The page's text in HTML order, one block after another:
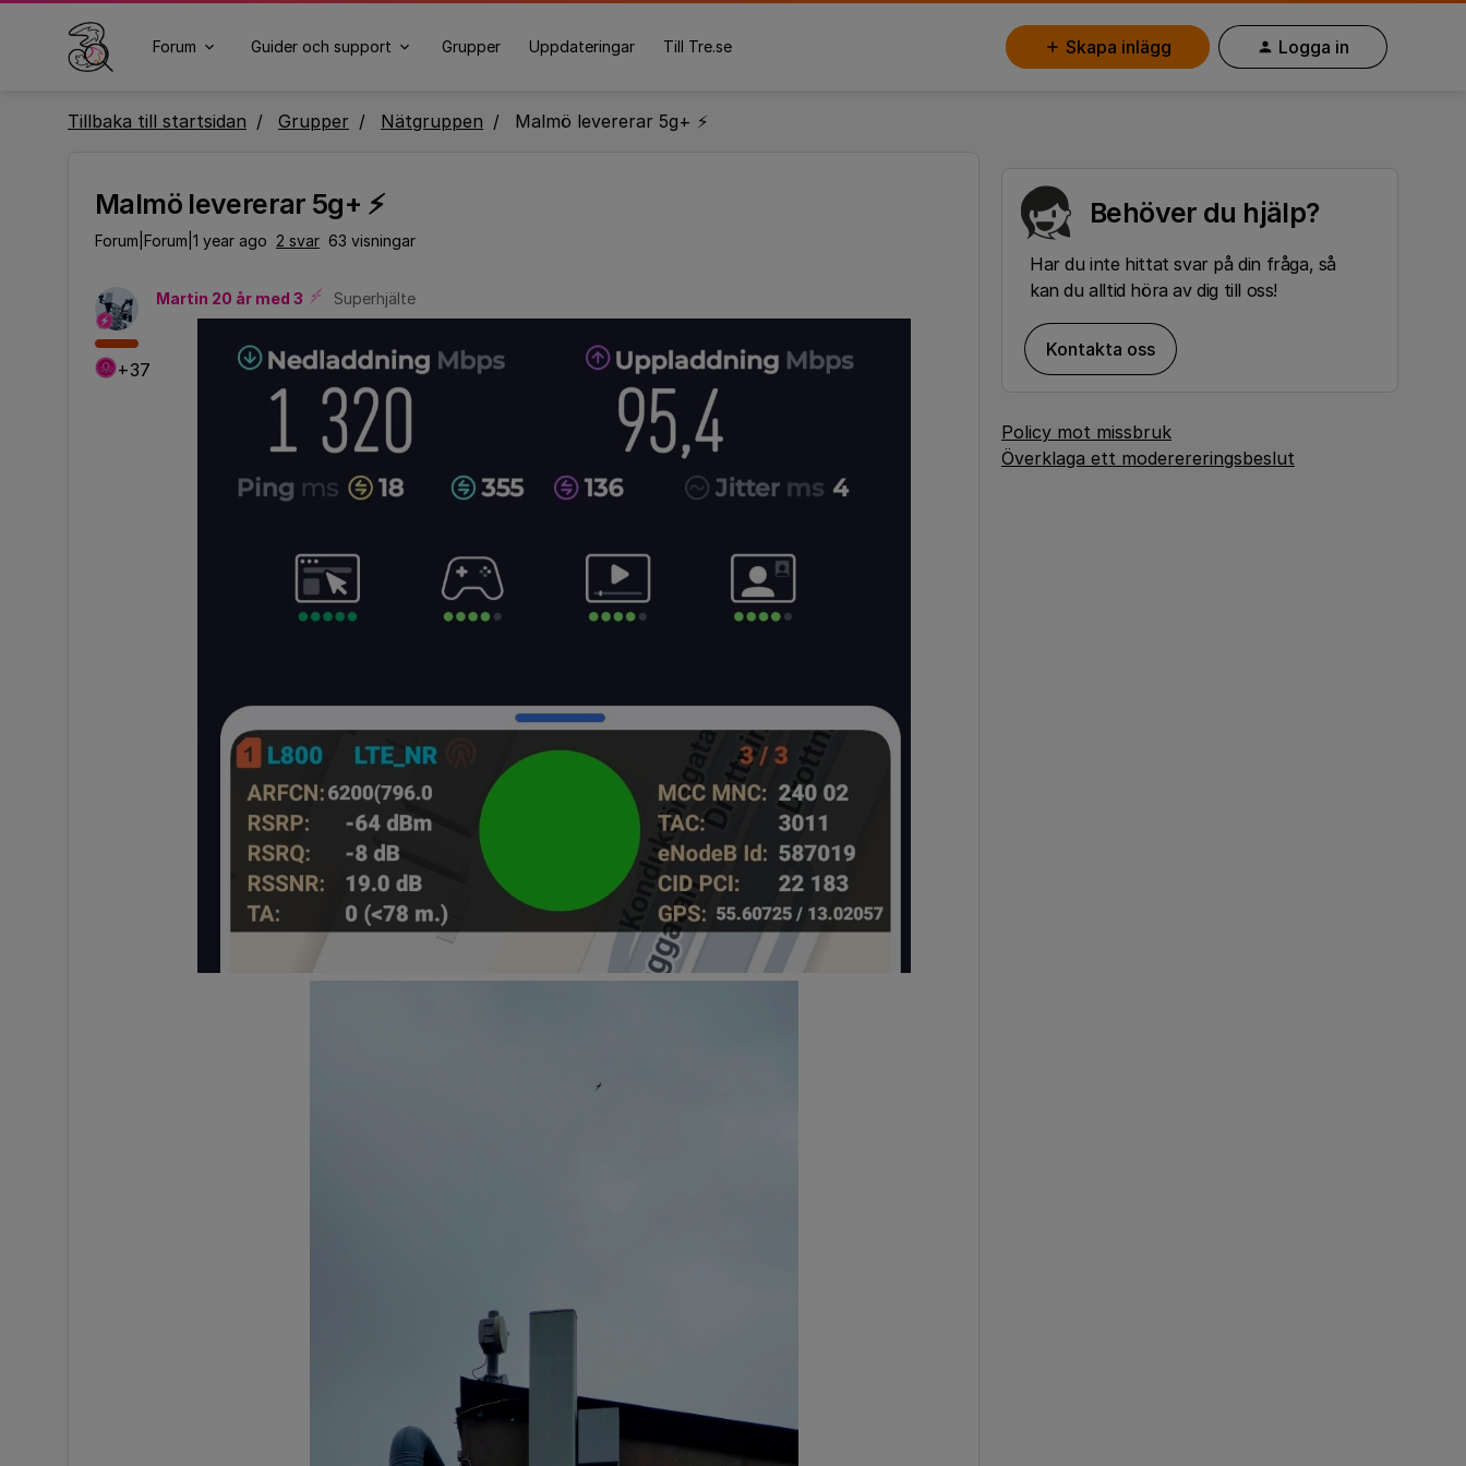
Forum Guider och support Grupper Uppdateringar Till Tre.se Skapa inlägg Logga in
Tillbaka till startsidan Grupper Nätgruppen Malmö levererar 5g+ ⚡️
Malmö levererar 5g+ ⚡️
Forum|Forum|1 year ago 2 svar 63 visningar
+37
Martin 20 år med 3 Superhjälte
Behöver du hjälp?
Har du inte hittat svar på din fråga, så
kan du alltid höra av dig till oss!
Kontakta oss
Policy mot missbruk
Överklaga ett moderereringsbeslut